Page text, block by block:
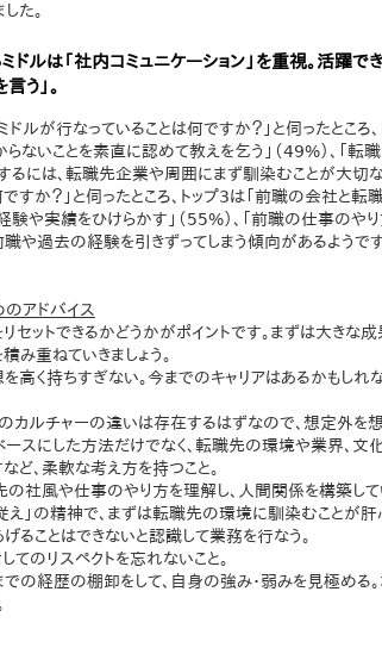
た。
ドルは「社内コミュニケーション」を重視。活躍で
う」。
ドルが行なっていることは何ですか？」と伺ったところ
らないことを素直に認めて教えを乞う」（49%）、「
るには、転職先企業や周囲にまず馴染むことが大切
すか？」と伺ったところ、トップ3は「前職の会社と転
経験や実績をひけらかす」（55%）、「前職の仕事のや
職や過去の経験を引きずってしまう傾向があるよう
アドバイス
ットできるかどうかがポイントです。まずは大きな
み重ねていきましょう。
く持ちすぎない。今までのキャリアはあるかもしれ
ルチャーの違いは存在するはずなので、想定外を想
スにした方法だけでなく、転職先の環境や業界、文
ど、柔軟な考え方を持つこと。
社風や仕事のやり方を理解し、人間関係を構築して
」の精神で、まずは転職先の環境に馴染むことが肝
ことはできないと認識して業務を行なう。
のリスペクトを忘れないこと。
の経歴の棚卸をして、自身の強み・弱みを見極める